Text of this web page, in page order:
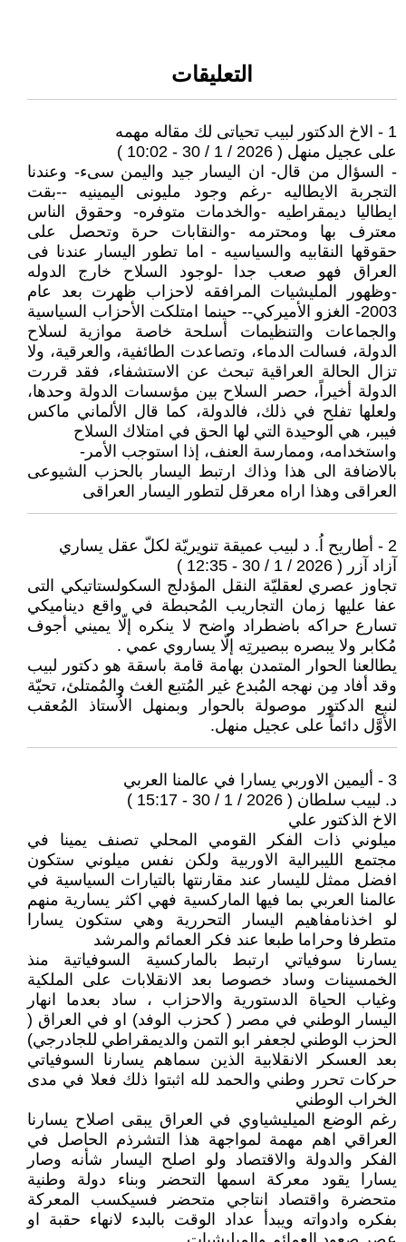
التعليقات
1 - الاخ الدكتور لبيب تحياتى لك مقاله مهمه
على عجيل منهل ( 2026 / 1 / 30 - 10:02 )
- السؤال من قال- ان اليسار جيد واليمن سىء- وعندنا
التجربة الايطاليه -رغم وجود مليونى اليمينيه --بقت
ايطاليا ديمقراطيه -والخدمات متوفره- وحقوق الناس
معترف بها ومحترمه -والنقابات حرة وتحصل على
حقوقها النقابيه والسياسيه - اما تطور اليسار عندنا فى
العراق فهو صعب جدا -لوجود السلاح خارج الدوله
-وظهور المليشيات المرافقه لاحزاب ظهرت بعد عام
2003- الغزو الأميركي-- حينما امتلكت الأحزاب السياسية
والجماعات والتنظيمات أسلحة خاصة موازية لسلاح
الدولة، فسالت الدماء، وتصاعدت الطائفية، والعرقية، ولا
تزال الحالة العراقية تبحث عن الاستشفاء، فقد قررت
الدولة أخيراً، حصر السلاح بين مؤسسات الدولة وحدها،
ولعلها تفلح في ذلك، فالدولة، كما قال الألماني ماكس
فيبر، هي الوحيدة التي لها الحق في امتلاك السلاح
واستخدامه، وممارسة العنف، إذا استوجب الأمر-
بالاضافة الى هذا وذاك ارتبط اليسار بالحزب الشيوعى
العراقى وهذا اراه معرقل لتطور اليسار العراقى
2 - أطاريح اُ. د لبيب عميقة تنويريّة لكلّ عقل يساري
آزاد آزر ( 2026 / 1 / 30 - 12:35 )
تجاوز عصري لعقليّة النقل المؤدلج السكولستاتيكي التى
عفا عليها زمان التجاريب المُحبطة في واقع ديناميكي
تسارع حراكه باضطراد واضح لا ينكره إلّا يميني أجوف
مُكابر ولا يبصره ببصيرتِه إلّا يساروي عمي .
يطالعنا الحوار المتمدن بهامة قامة باسقة هو دكتور لبيب
وقد أفاد مِن نهجه المُبدع غير المُتبع الغث والمُمتلئ، تحيّة
لنبع الدكتور موصولة بالحوار وبمنهل الاُستاذ المُعقب
الأوَّل دائماً على عجيل منهل.
3 - أليمين الاوربي يسارا في عالمنا العربي
د. لبيب سلطان ( 2026 / 1 / 30 - 15:17 )
الاخ الذكتور علي
ميلوني ذات الفكر القومي المحلي تصنف يمينا في
مجتمع الليبرالية الاوربية ولكن نفس ميلوني ستكون
افضل ممثل لليسار عند مقارنتها بالتيارات السياسية في
عالمنا العربي بما فيها الماركسية فهي اكثر يسارية منهم
لو اخذنامفاهيم اليسار التحررية وهي ستكون يسارا
متطرفا وحراما طبعا عند فكر العمائم والمرشد
يسارنا سوفياتي ارتبط بالماركسية السوفياتية منذ
الخمسينات وساد خصوصا بعد الانقلابات على الملكية
وغياب الحياة الدستورية والاحزاب ، ساد بعدما انهار
اليسار الوطني في مصر ( كحزب الوفد) او في العراق (
الحزب الوطني لجعفر ابو التمن والديمقراطي للجادرجي)
بعد العسكر الانقلابية الذين سماهم يسارنا السوفياتي
حركات تحرر وطني والحمد لله اثبتوا ذلك فعلا في مدى
الخراب الوطني
رغم الوضع الميليشياوي في العراق يبقى اصلاح يسارنا
العراقي اهم مهمة لمواجهة هذا التشرذم الحاصل في
الفكر والدولة والاقتصاد ولو اصلح اليسار شأنه وصار
يسارا يقود معركة اسمها التحضر وبناء دولة وطنية
متحضرة واقتصاد انتاجي متحضر فسيكسب المعركة
بفكره وادواته ويبدأ عداد الوقت بالبدء لانهاء حقبة او